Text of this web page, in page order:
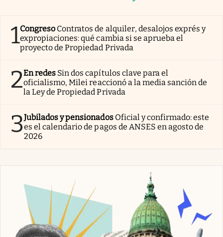
1Congreso Contratos de alquiler, desalojos exprés y
expropiaciones: qué cambia si se aprueba el
proyecto de Propiedad Privada
2En redes Sin dos capítulos clave para el
oficialismo, Milei reaccionó a la media sanción de
la Ley de Propiedad Privada
3Jubilados y pensionados Oficial y confirmado: este
es el calendario de pagos de ANSES en agosto de
2026